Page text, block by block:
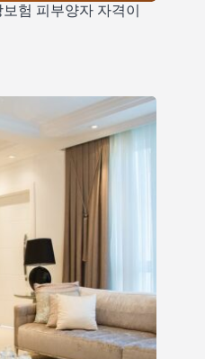
험 피부양자 자격이